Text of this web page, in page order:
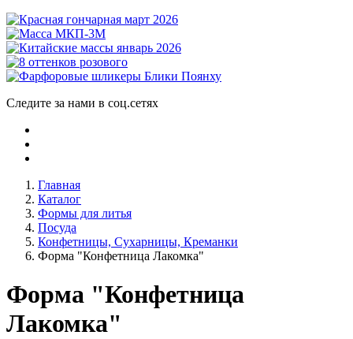
Следите за нами в соц.сетях
Главная
Каталог
Формы для литья
Посуда
Конфетницы, Сухарницы, Креманки
Форма "Конфетница Лакомка"
Форма "Конфетница
Лакомка"